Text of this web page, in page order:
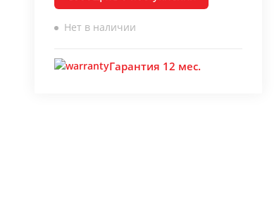
Нет в наличии
Гарантия 12 мес.